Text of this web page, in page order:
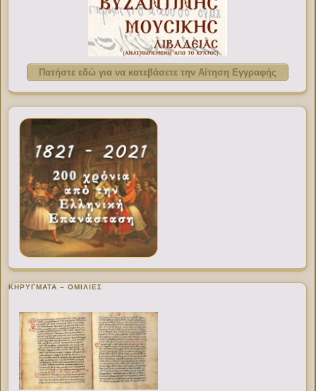
Πατήστε εδώ για να κατεβάσετε την Αίτηση Εγγραφής
ΚΗΡΥΓΜΑΤΑ – ΟΜΙΛΙΕΣ